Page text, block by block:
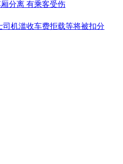
分离 有乘客受伤
机滥收车费拒载等将被扣分